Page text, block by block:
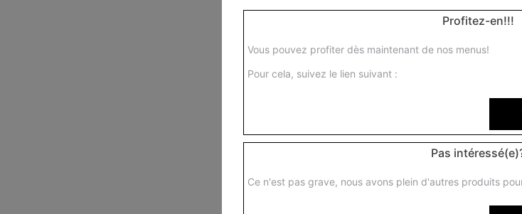
Base sauce tomate, fromage,
bari junior
Base sauce tomate, fromage,
Profitez-en!!!
Vous pouvez profiter dès maintenant de nos menus!
Pour cela, suivez le lien suivant :
Pas
Ce n'est pas grave, nous avons plein d'autres produits